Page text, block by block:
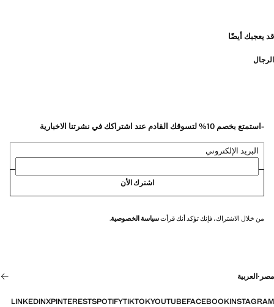
قد يعجبك أيضًا
الرجال
-استمتع بخصم 10% لتسوقك القادم عند اشتراكك في نشرتنا الاخبارية
البريد الإلكتروني
اشترك الأن
من خلال الاشتراك، فإنك تؤكد أنك قرأتسياسة الخصوصية.
مصر ·العربية
INSTAGRAM
FACEBOOK
YOUTUBE
TIKTOK
SPOTIFY
PINTEREST
X
LINKEDIN